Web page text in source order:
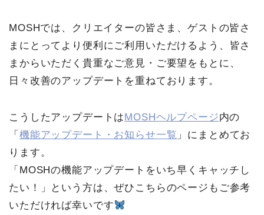
MOSHでは、クリエイターの皆さま、ゲストの皆さ
まにとってより便利にご利用いただけるよう、皆さ
まからいただく貴重なご意見・ご要望をもとに、
日々改善のアップデートを重ねております。
こうしたアップデートは MOSHヘルプページ内の
「 機能アップデート・お知らせ一覧 」にまとめてお
ります。
「MOSHの機能アップデートをいち早くキャッチし
たい！」という方は、ぜひこちらのページもご参考
いただければ幸いです